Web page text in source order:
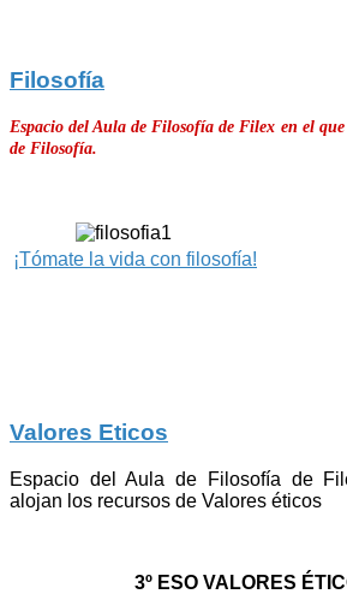
Filosofía
Espacio del Aula de Filosofía de Filex en el que
de Filosofía.
¡Tómate la vida con filosofía!
Valores Eticos
Espacio del Aula de Filosofía de
alojan los recursos de Valores éticos
3º ESO VALORES